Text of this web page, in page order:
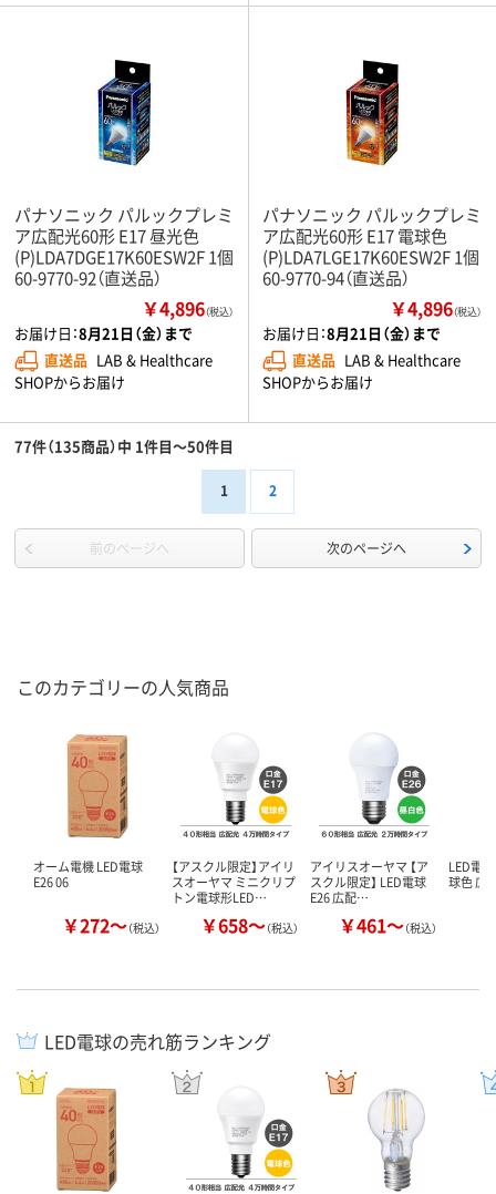
パナソニック パルックプレミ
ア広配光60形 E17 昼光色
(P)LDA7DGE17K60ESW2F 1個
60-9770-92（直送品）
￥4,896（税込）
お届け日：8月21日（金）まで
直送品 LAB & Healthcare
SHOPからお届け
パナソニック パルックプレミ
ア広配光60形 E17 電球色
(P)LDA7LGE17K60ESW2F 1個
60-9770-94（直送品）
￥4,896（税込）
お届け日：8月21日（金）まで
直送品 LAB & Healthcare
SHOPからお届け
77件（135商品）中 1件目～50件目
1 2
前のページへ 次のページへ
このカテゴリーの人気商品
オーム電機 LED電球
E26 06
￥272～（税込）
【アスクル限定】アイリ
スオーヤマ ミニクリプ
トン電球形LED…
￥658～（税込）
アイリスオーヤマ 【ア
スクル限定】 LED電球
E26 広配…
￥461～（税込）
LED電
球色 広
LED電球の売れ筋ランキング